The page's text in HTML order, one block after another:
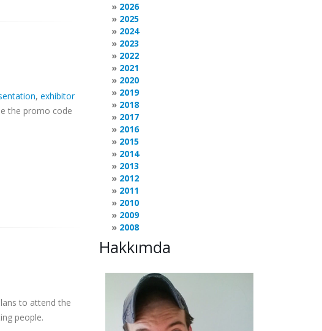
, exhibitor
the promo code
to attend the
people.
2026
2025
2024
2023
2022
2021
2020
2019
2018
2017
2016
2015
2014
2013
2012
2011
2010
2009
2008
Hakkımda